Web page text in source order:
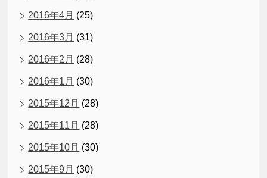
2016年4月 (25)
2016年3月 (31)
2016年2月 (28)
2016年1月 (30)
2015年12月 (28)
2015年11月 (28)
2015年10月 (30)
2015年9月 (30)